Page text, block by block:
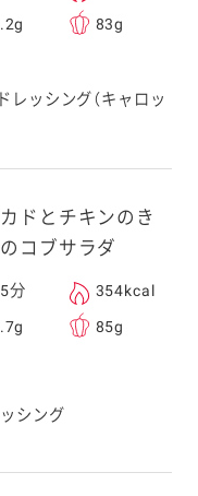
83g
レッシング（キャロッ
ドとチキンのき
コブサラダ
分 354kcal
85g
シング